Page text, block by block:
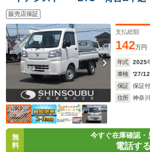
ト・ドアバイザー
販売店保証
支払総額
142万円
年式 2025
車検
'27/12
保証
保証付
住所
神奈
無
料
今すぐ在庫確認・
電話する